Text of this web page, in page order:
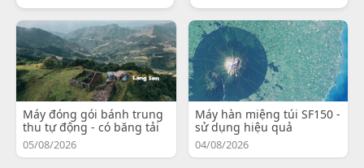
Máy đóng gói bánh trung
thu tự động - có băng tải
05/08/2026
Máy hàn miệng túi SF150 -
sử dụng hiệu quả
04/08/2026